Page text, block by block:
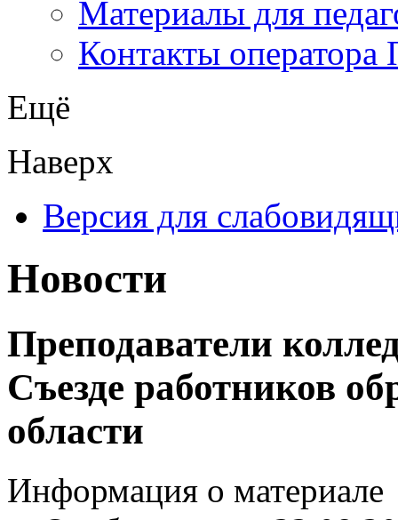
Материалы для
Контакты оператора
Ещё
Наверх
Версия для
Новости
Преподаватели
Съезде работников
области
Информация о материале